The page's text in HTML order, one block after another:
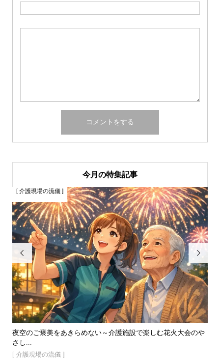
今月の特集記事

夜空のご褒美をあきらめない～介護施設で楽しむ花火大会のや
さし...
[ 介護現場の流儀 ]
[ 介護現場の流儀 ]
